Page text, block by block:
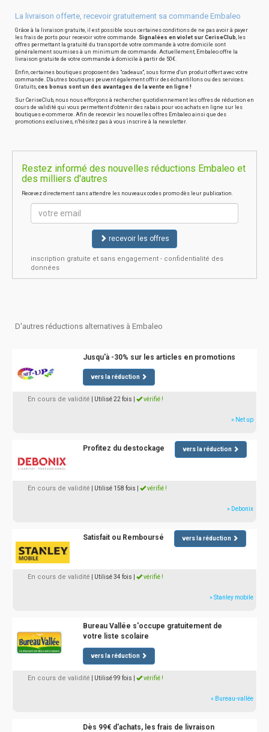
La livraison offerte, recevoir gratuitement sa commande Embaleo
Grâce à la livraison gratuite, il est possible sous certaines conditions de ne pas avoir à payer
les frais de ports pour recevoir votre commande. Signalées en violet sur CeriseClub, les
offres permettant la gratuité du transport de votre commande à votre domicile sont
généralement soumises à un minimum de commande. Actuellement, Embaleo offre la
livraison gratuite de votre commande à domicile à partir de 50€.
Enfin, certaines boutiques proposent des "cadeaux", sous forme d'un produit offert avec votre
commande. D'autres boutiques peuvent également offrir des échantillons ou des services.
Gratuits, ces bonus sont un des avantages de la vente en ligne !
Sur CeriseClub, nous nous efforçons à rechercher quotidiennement les offres de réduction en
cours de validité qui vous permettent d'obtenir des rabais pour vos achats en ligne sur les
boutiques e-commerce. Afin de recevoir les nouvelles offres Embaleo ainsi que des
promotions exclusives, n'hésitez pas à vous inscrire à la newsletter.
Restez informé des nouvelles réductions Embaleo et
des milliers d'autres
Recevez directement sans attendre les nouveaux codes promo dès leur publication.
recevoir les offres
inscription gratuite et sans engagement - confidentialité des
données
D'autres réductions alternatives à Embaleo
Jusqu'à -30% sur les articles en promotions
vers la réduction
En cours de validité | Utilisé 22 fois vérifié !
» Net up
Profitez du destockage vers la réduction
En cours de validité | Utilisé 158 fois vérifié !
» Debonix
Satisfait ou Remboursé vers la réduction
En cours de validité | Utilisé 34 fois vérifié !
» Stanley mobile
Bureau Vallée s'occupe gratuitement de
votre liste scolaire
vers la réduction
En cours de validité | Utilisé 99 fois vérifié !
» Bureau-vallée
Dès 99€ d'achats, les frais de livraison